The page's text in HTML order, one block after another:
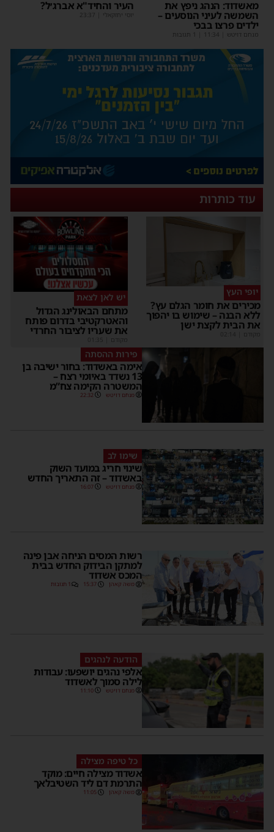
מאשדוד: הנהג ניפץ את
השמשה לעיני הנוסעים –
ילדים פרצו בבכי
מנחם דויטש 11:34
העיר והחיד"א אברג׳ל?
יוסי יחזקאלי 23:37
עוד כותרות
יופי העץ
מכירים את חומר הגלם עץ?
ללא הבנה – שימוש בו יהפוך
את הבית לקצת ישן
מקודם
יש לאן לצאת
מתחם הבאולינג הגדול
והאטרקטיבי בדרום פותח
את שעריו לציבור החרדי
מקודם
פירות ההסתה
אימה באשדוד: בחור ישיבה בן
13 נשדד באיומי רצח –
המשטרה הקימה צח”מ
מנחם דויטש 22:32
שימו לב
שינוי חריג במועד השוק
באשדוד – זה התאריך החדש
מנחם דויטש 16:07
רשות המסים הניחה אבן פינה
למתקן הבידוק החדש בבית
המכס אשדוד
משה קאהן 15:37 1 תגובות
הודעה לנהגים
אלפי נהגים יושפעו: עבודות
לילה סמוך לאשדוד
מנחם דויטש 11:10
כל טיפה מצילה
אשדוד מצילה חיים: מוקד
התרמת דם ליד השטיבלאך
משה קאהן 11:05